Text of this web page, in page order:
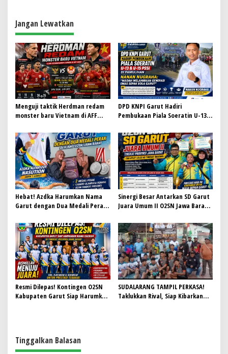
Jangan Lewatkan
Menguji taktik Herdman redam
monster baru Vietnam di AFF
DPD KNPI Garut Hadiri
Pembukaan Piala Soeratin U-13 &
Nugraha: Wadah Melahirkan
Generasi Emas Sepak Bola Garut
Hebat! Azdka Harumkan Nama
Garut dengan Dua Medali Perak
Sinergi Besar Antarkan SD Garut
Juara Umum II O2SN Jawa Barat
Juara dan Dua Lolos ke Nasional
Resmi Dilepas! Kontingen O2SN
Kabupaten Garut Siap Harumkan
SUDALARANG TAMPIL PERKASA!
Taklukkan Rival, Siap Kibarkan
Tinggalkan Balasan